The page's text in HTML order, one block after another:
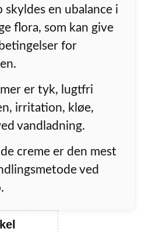
skyldes en ubalance i
flora, som kan give
for
er tyk, lugtfri
irritation, kløe,
vandladning.
creme er den mest
ved